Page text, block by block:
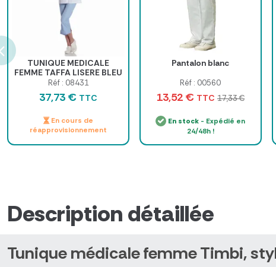
TUNIQUE MEDICALE
FEMME TAFFA LISERE BLEU
COMED - blanc
Réf : 08431
37,73 € TTC
En cours de
réapprovisionnement
Pantalon blanc
Réf : 00560
13,52 € TTC 17,33 €
En stock - Expédié en
24/48h !
Description détaillée
Tunique médicale femme Timbi,